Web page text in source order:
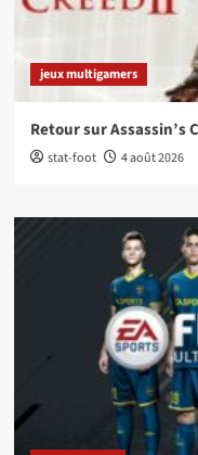
jeux multigamers
Retour sur Assassin’s
stat-foot 4 août 2026